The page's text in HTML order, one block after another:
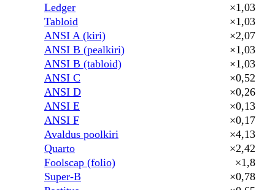
Ledger
×1,03
Tabloid
×1,03
ANSI A (kiri)
×2,07
ANSI B (pealkiri)
×1,03
ANSI B (tabloid)
×1,03
ANSI C
×0,52
ANSI D
×0,26
ANSI E
×0,13
ANSI F
×0,17
Avaldus poolkiri
×4,13
Quarto
×2,42
Foolscap (folio)
×1,8
Super-B
×0,78